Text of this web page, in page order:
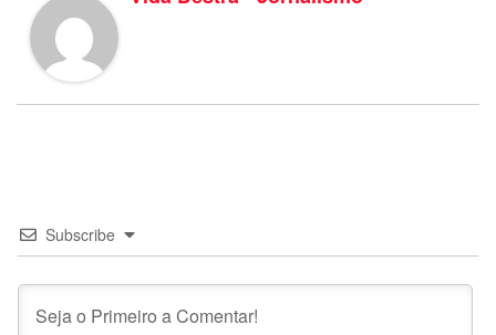
Subscribe